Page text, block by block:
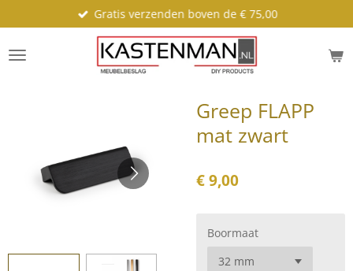
direct
naar
de
Gratis verzenden boven de € 75,00
Greep FLAPP
mat zwart
€ 9,00
Boormaat